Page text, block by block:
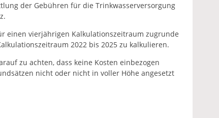
der Gebühren für die Trinkwasserversorgung
einen vierjährigen Kalkulationszeitraum zugrunde
2022 bis 2025 zu kalkulieren.
zu achten, dass keine Kosten einbezogen
nicht oder nicht in voller Höhe angesetzt